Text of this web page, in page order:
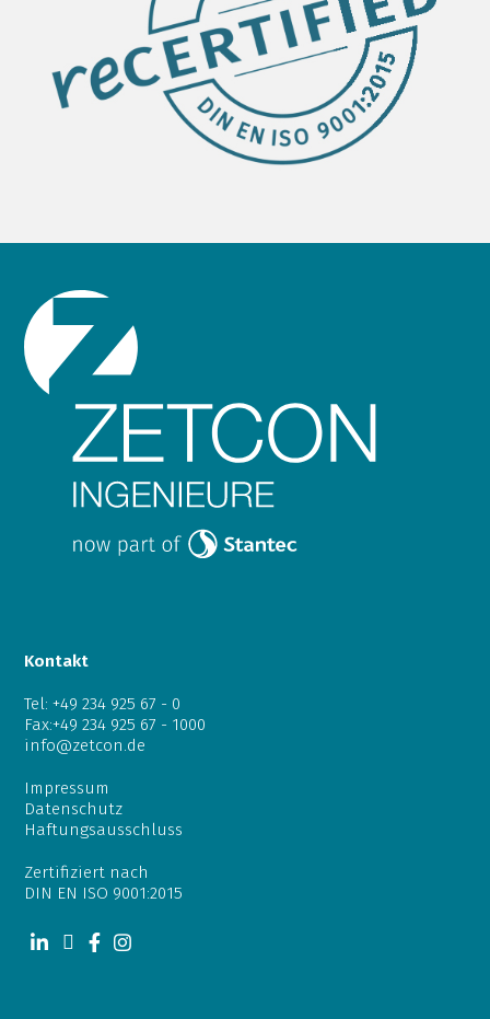
Kontakt
Tel: +49 234 925 67 - 0
Fax:+49 234 925 67 - 1000
info@zetcon.de
Impressum
Datenschutz
Haftungsausschluss
Zertifiziert nach
DIN EN ISO 9001:2015